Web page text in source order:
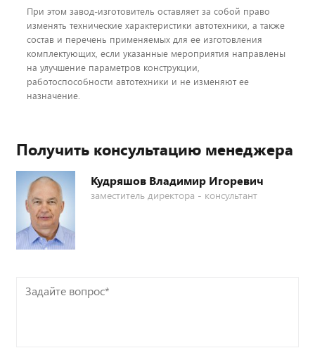
При этом завод-изготовитель оставляет за собой право
изменять технические характеристики автотехники, а также
состав и перечень применяемых для ее изготовления
комплектующих, если указанные мероприятия направлены
на улучшение параметров конструкции,
работоспособности автотехники и не изменяют ее
назначение.
Получить консультацию менеджера
Кудряшов Владимир Игоревич
заместитель директора - консультант
Задайте